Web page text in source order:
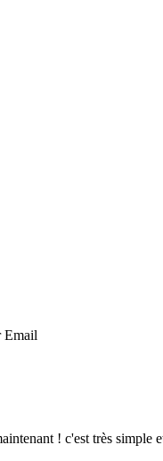
Email
! c'est très